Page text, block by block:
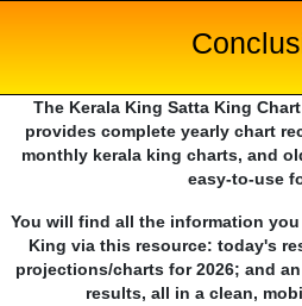
The Kerala King Satta King
provides complete yearly chart
monthly kerala king charts, and
easy-to-use
You will find all the information
King via this resource: today's
projections/charts for 2026; and
results, all in a clean,